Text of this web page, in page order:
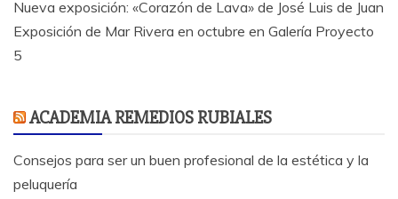
Nueva exposición: «Corazón de Lava» de José Luis de Juan
Exposición de Mar Rivera en octubre en Galería Proyecto
5
ACADEMIA REMEDIOS RUBIALES
Consejos para ser un buen profesional de la estética y la
peluquería